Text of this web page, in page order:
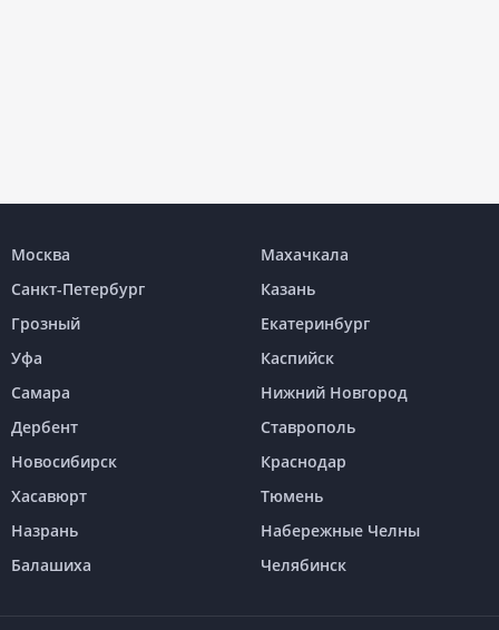
Москва
Махачкала
Санкт-Петербург
Казань
Грозный
Екатеринбург
Уфа
Каспийск
Самара
Нижний Новгород
Дербент
Ставрополь
Новосибирск
Краснодар
Хасавюрт
Тюмень
Назрань
Набережные Челны
Балашиха
Челябинск